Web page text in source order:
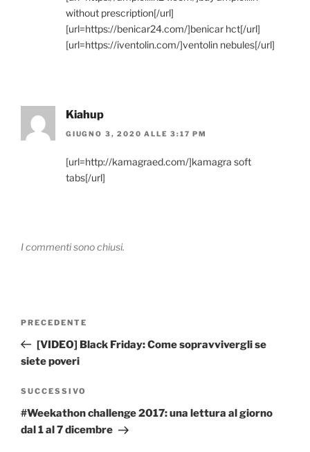
without prescription[/url]
[url=https://benicar24.com/]benicar hct[/url]
[url=https://iventolin.com/]ventolin nebules[/url]
Kiahup
GIUGNO 3, 2020 ALLE 3:17 PM
[url=http://kamagraed.com/]kamagra soft
tabs[/url]
I commenti sono chiusi.
Navigazione
Articolo
precedente:
PRECEDENTE
[VIDEO] Black Friday: Come sopravvivergli se
siete poveri
Articolo
successivo
SUCCESSIVO
#Weekathon challenge 2017: una lettura al giorno
dal 1 al 7 dicembre